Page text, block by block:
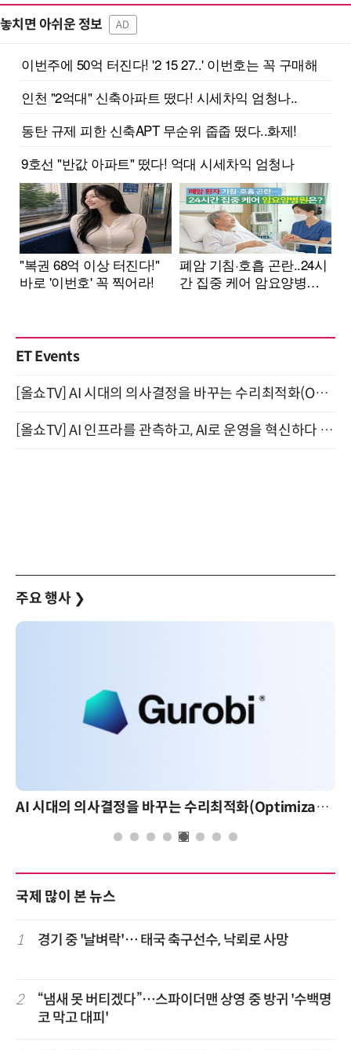
놓치면 아쉬운 정보 AD
ET Events
[올쇼TV] AI 시대의 의사결정을 바꾸는 수리최적화(Optimization) 소개 (8/20 생방송)
[올쇼TV] AI 인프라를 관측하고, AI로 운영을 혁신하다 (8월 11일 생방송)
주요 행사 ❯
AI 시대의 의사결정을 바꾸는 수리최적화(Optimization): 실제 산업 적용 사례와 활용 전략 AI 핀옵스 실전 세미나: 폭증하는 AI 토큰 비
국제 많이 본 뉴스
1 경기 중 '날벼락'… 태국 축구선수, 낙뢰로 사망
2
“냄새 못 버티겠다”…스파이더맨 상영 중 방귀 '수백명
코 막고 대피'